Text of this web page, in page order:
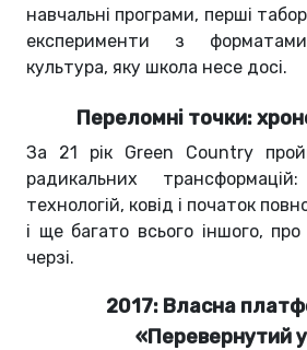
навчальні програми, перші
експерименти з
культура, яку школа несе досі.
Переломні точки:
За 21 рік Green Country
радикальних
технологій, ковід і початок
і ще багато всього іншого,
черзі.
2017: Власна
«Перевернутий